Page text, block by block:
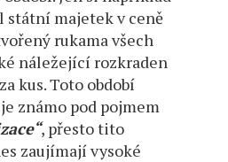
státní majetek v ceně
rukama všech
náležející rozkraden
kus. Toto období
známo pod pojmem
, přesto tito
zaujímají vysoké